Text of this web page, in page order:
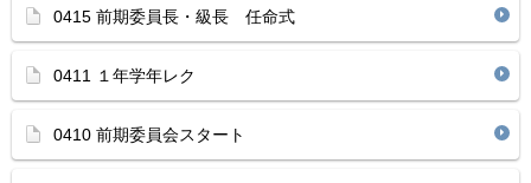
0415 前期委員長・級長 任命式
0411 １年学年レク
0410 前期委員会スタート